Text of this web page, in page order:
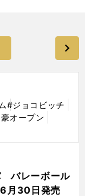
#ジョコビッチ
オープン
バレーボール
30日発売